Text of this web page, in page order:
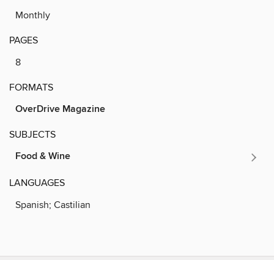
Monthly
PAGES
8
FORMATS
OverDrive Magazine
SUBJECTS
Food & Wine
LANGUAGES
Spanish; Castilian